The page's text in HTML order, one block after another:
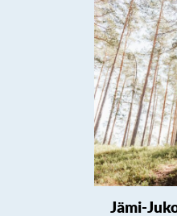
Jämi-